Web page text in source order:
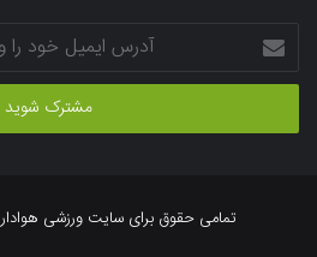
آدرس
ایمیل
خود
وارد
تمامی حقوق برای سایت ورزشی